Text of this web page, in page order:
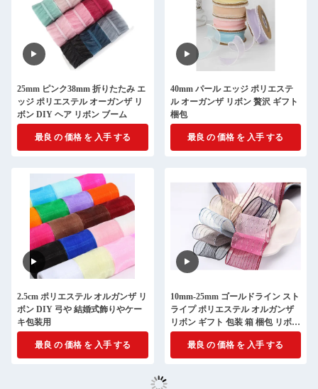
25mm ピンク38mm 折りたたみ エ
ッジ ポリエステル オーガンザ リ
ボン DIY ヘア リボン ブーム
最良 の 価格 を 入手 する
40mm パール エッジ ポリエステ
ル オーガンザ リボン 贅沢 ギフト
梱包
最良 の 価格 を 入手 する
2.5cm ポリエステル オルガンザ リ
ボン DIY 弓や 結婚式飾りやケー
キ包装用
最良 の 価格 を 入手 する
10mm-25mm ゴールドライン スト
ライプ ポリエステル オルガンザ
リボン ギフト 包装 箱 梱包 リボン
弓
最良 の 価格 を 入手 する